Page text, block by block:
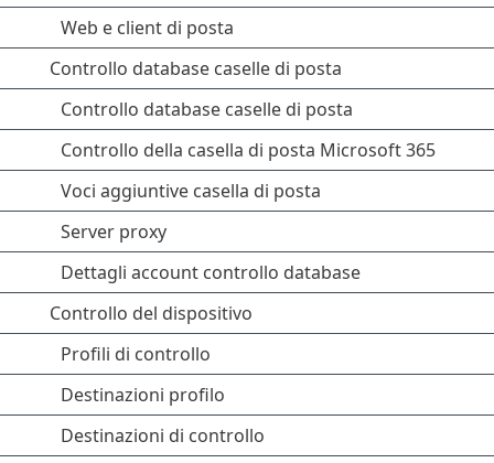
Web e client di posta
Controllo database caselle di posta
Controllo database caselle di posta
Controllo della casella di posta Microsoft 365
Voci aggiuntive casella di posta
Server proxy
Dettagli account controllo database
Controllo del dispositivo
Profili di controllo
Destinazioni profilo
Destinazioni di controllo